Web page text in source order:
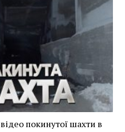
покинутої шахти в